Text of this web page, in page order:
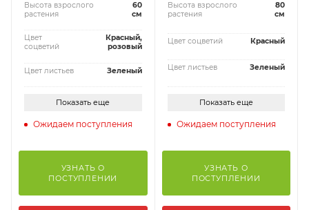
Высота взрослого
растения
60
см
Цвет
соцветий
Красный,
розовый
Цвет листьев Зеленый
Показать еще
Ожидаем поступления
УЗНАТЬ О
ПОСТУПЛЕНИИ
Высота взрослого
растения
80
см
Цвет соцветий Красный
Цвет листьев Зеленый
Показать еще
Ожидаем поступления
УЗНАТЬ О
ПОСТУПЛЕНИИ